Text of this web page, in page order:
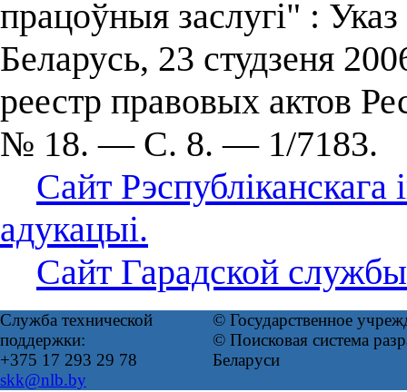
працоўныя заслугі" : Указ
Беларусь, 23 студзеня
реестр правовых актов
№ 18. — С. 8. — 1/7183.
Сайт Рэспубліканскага
адукацыі.
Сайт Гарадской
Служба технической
поддержки:
+375 17 293 29 78
skk@nlb.by
© Государственное
© Поисковая система
Беларуси